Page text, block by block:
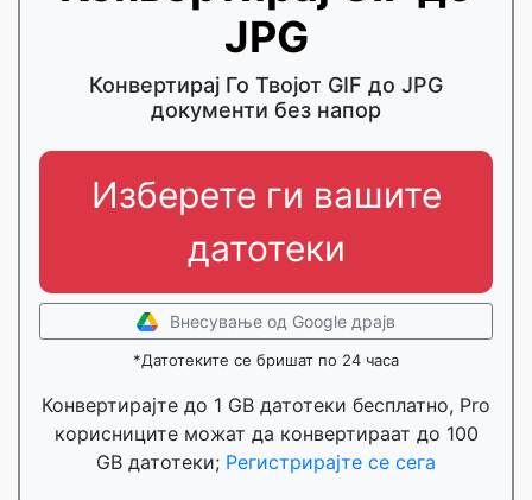
JPG
Конвертирај Го Твојот GIF до JPG
документи без напор
Изберете ги вашите
датотеки
Внесување од Google драјв
*Датотеките се бришат по 24 часа
Конвертирајте до 1 GB датотеки бесплатно, Pro
корисниците можат да конвертираат до 100
GB датотеки; Регистрирајте се сега